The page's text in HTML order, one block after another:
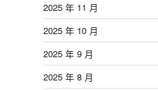
2025 年 11 月
2025 年 10 月
2025 年 9 月
2025 年 8 月